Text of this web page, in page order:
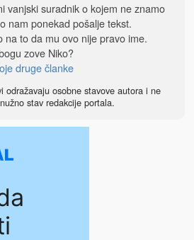
vanjski suradnik o kojem ne znamo
nam ponekad pošalje tekst.
na to da mu ovo nije pravo ime.
zove Niko?
druge članke
odražavaju osobne stavove autora i ne
stav redakcije portala.